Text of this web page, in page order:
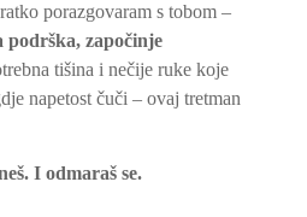
porazgovaram s tobom –
podrška,započinje
tišina i nečije ruke koje
napetost čuči – ovaj tretman
I odmaraš se.